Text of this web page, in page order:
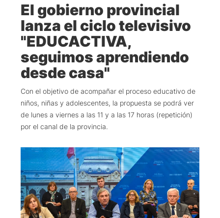
El gobierno provincial
lanza el ciclo televisivo
"EDUCACTIVA,
seguimos aprendiendo
desde casa"
Con el objetivo de acompañar el proceso educativo de
niños, niñas y adolescentes, la propuesta se podrá ver
de lunes a viernes a las 11 y a las 17 horas (repetición)
por el canal de la provincia.